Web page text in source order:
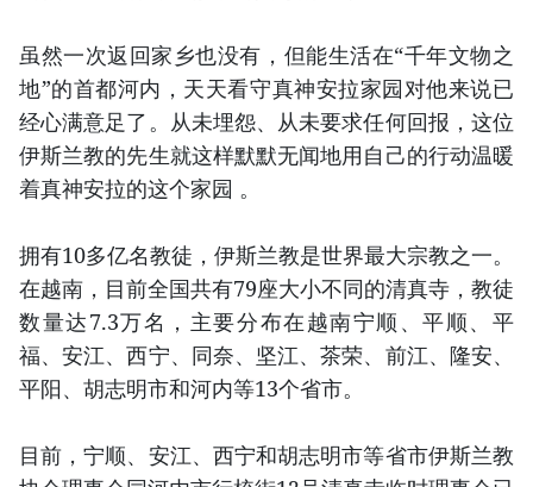
虽然一次返回家乡也没有，但能生活在“千年文物之
地”的首都河内，天天看守真神安拉家园对他来说已
经心满意足了。从未埋怨、从未要求任何回报，这位
伊斯兰教的先生就这样默默无闻地用自己的行动温暖
着真神安拉的这个家园 。
拥有10多亿名教徒，伊斯兰教是世界最大宗教之一。
在越南，目前全国共有79座大小不同的清真寺，教徒
数量达7.3万名，主要分布在越南宁顺、平顺、平
福、安江、西宁、同奈、坚江、茶荣、前江、隆安、
平阳、胡志明市和河内等13个省市。
目前，宁顺、安江、西宁和胡志明市等省市伊斯兰教